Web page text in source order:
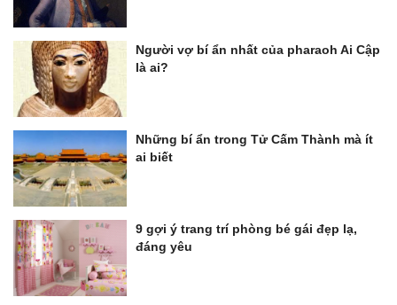
Người vợ bí ẩn nhất của pharaoh Ai Cập
là ai?
Những bí ẩn trong Tử Cấm Thành mà ít
ai biết
9 gợi ý trang trí phòng bé gái đẹp lạ,
đáng yêu